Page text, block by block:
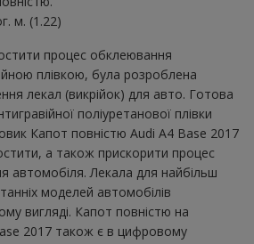
м. (1.22)
процес обклеювання
плівкою, була розроблена
лекал (викрійок) для авто. Готова
поліуретанової плівки
Капот повністю Audi A4 Base 2017
а також прискорити процес
автомобіля. Лекала для найбільш
моделей автомобілів
вигляді. Капот повністю на
2017 також є в цифровому